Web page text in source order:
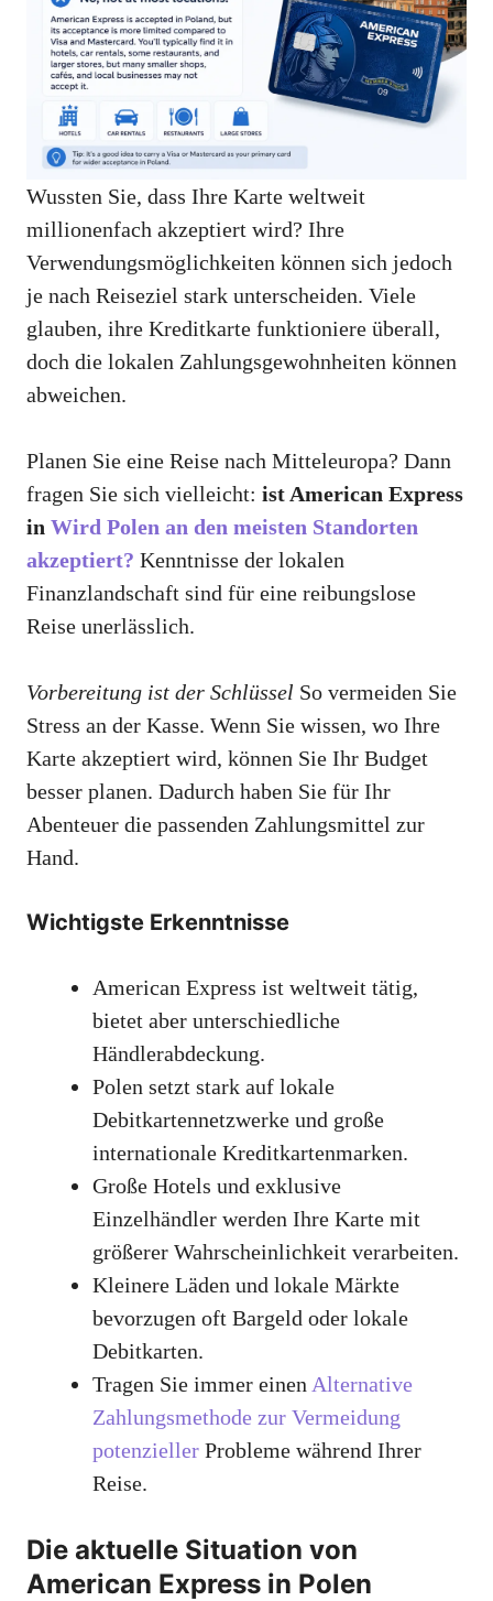
Wussten Sie, dass Ihre Karte weltweit
millionenfach akzeptiert wird? Ihre
Verwendungsmöglichkeiten können sich jedoch
je nach Reiseziel stark unterscheiden. Viele
glauben, ihre Kreditkarte funktioniere überall,
doch die lokalen Zahlungsgewohnheiten können
abweichen.
Planen Sie eine Reise nach Mitteleuropa? Dann
fragen Sie sich vielleicht: ist American Express
in Wird Polen an den meisten Standorten
akzeptiert? Kenntnisse der lokalen
Finanzlandschaft sind für eine reibungslose
Reise unerlässlich.
Vorbereitung ist der Schlüssel So vermeiden Sie
Stress an der Kasse. Wenn Sie wissen, wo Ihre
Karte akzeptiert wird, können Sie Ihr Budget
besser planen. Dadurch haben Sie für Ihr
Abenteuer die passenden Zahlungsmittel zur
Hand.
Wichtigste Erkenntnisse
American Express ist weltweit tätig,
bietet aber unterschiedliche
Händlerabdeckung.
Polen setzt stark auf lokale
Debitkartennetzwerke und große
internationale Kreditkartenmarken.
Große Hotels und exklusive
Einzelhändler werden Ihre Karte mit
größerer Wahrscheinlichkeit verarbeiten.
Kleinere Läden und lokale Märkte
bevorzugen oft Bargeld oder lokale
Debitkarten.
Tragen Sie immer einen Alternative
Zahlungsmethode zur Vermeidung
potenzieller Probleme während Ihrer
Reise.
Die aktuelle Situation von
American Express in Polen